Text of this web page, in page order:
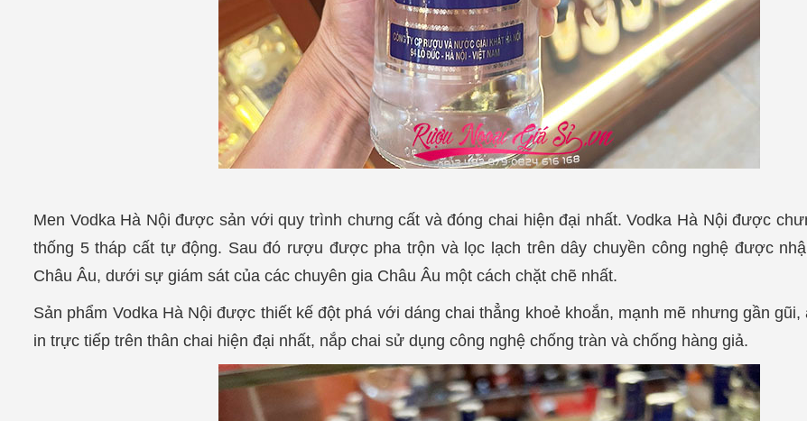
Men Vodka Hà Nội được sản với quy trình chưng cất và đóng chai hiện đại nhất. Vodka Hà Nội được
thống 5 tháp cất tự động. Sau đó rượu được pha trộn và lọc lạch trên dây chuyền công nghệ được
Châu Âu, dưới sự giám sát của các chuyên gia Châu Âu một cách chặt chẽ nhất.
Sản phẩm Vodka Hà Nội được thiết kế đột phá với dáng chai thẳng khoẻ khoắn, mạnh mẽ nhưng gần gũi,
in trực tiếp trên thân chai hiện đại nhất, nắp chai sử dụng công nghệ chống tràn và chống hàng giả.